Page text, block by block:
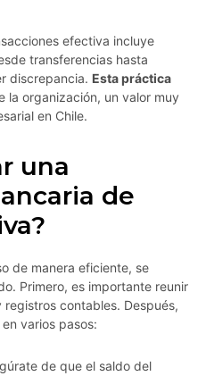
efectiva incluye
transferencias hasta
discrepancia. Esta práctica
la organización, un valor muy
en Chile.
una
de
de manera eficiente, se
Primero, es importante reunir
contables. Después,
varios pasos:
de que el saldo del